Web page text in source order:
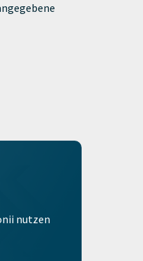
nutzen